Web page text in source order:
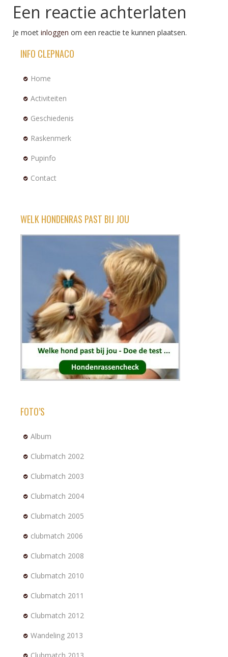
Een reactie achterlaten
Je moet inloggen om een reactie te kunnen plaatsen.
INFO CLEPNACO
Home
Activiteiten
Geschiedenis
Raskenmerk
Pupinfo
Contact
WELK HONDENRAS PAST BIJ JOU
FOTO’S
Album
Clubmatch 2002
Clubmatch 2003
Clubmatch 2004
Clubmatch 2005
clubmatch 2006
Clubmatch 2008
Clubmatch 2010
Clubmatch 2011
Clubmatch 2012
Wandeling 2013
Clubmatch 2013